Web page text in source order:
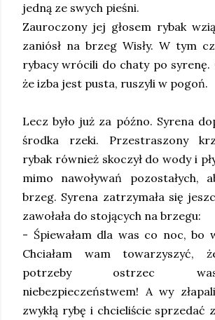
jedną ze swych pieśni.
Zauroczony jej głosem rybak
zaniósł na brzeg Wisły. W tym
rybacy wrócili do chaty po syrenę.
że izba jest pusta, ruszyli w pogoń.
Lecz było już za późno. Syrena
środka rzeki. Przestraszony
rybak również skoczył do wody i
mimo nawoływań pozostałych,
brzeg. Syrena zatrzymała się
zawołała do stojących na brzegu:
- Śpiewałam dla was co noc, bo
Chciałam wam towarzyszyć,
potrzeby ostrzec
niebezpieczeństwem! A wy
zwykłą rybę i chcieliście sprzedać